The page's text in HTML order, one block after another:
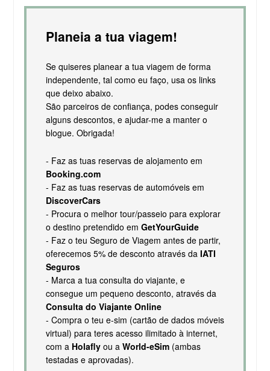
Planeia a tua viagem!
Se quiseres planear a tua viagem de forma
independente, tal como eu faço, usa os links
que deixo abaixo.
São parceiros de confiança, podes conseguir
alguns descontos, e ajudar-me a manter o
blogue. Obrigada!
- Faz as tuas reservas de alojamento em
Booking.com
- Faz as tuas reservas de automóveis em
DiscoverCars
- Procura o melhor tour/passeio para explorar
o destino pretendido em GetYourGuide
- Faz o teu Seguro de Viagem antes de partir,
oferecemos 5% de desconto através da IATI
Seguros
- Marca a tua consulta do viajante, e
consegue um pequeno desconto, através da
Consulta do Viajante Online
- Compra o teu e-sim (cartão de dados móveis
virtual) para teres acesso ilimitado à internet,
com a Holaflyou a World-eSim(ambas
testadas e aprovadas).